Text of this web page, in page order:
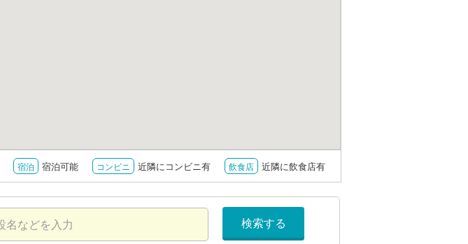
宿泊 宿泊可能 コンビニ 近隣にコンビニ有 飲食店 近隣に飲食店有
検索する